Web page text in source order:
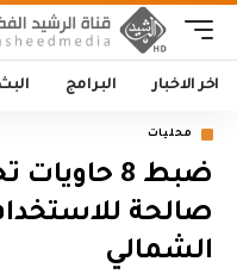
اخر الاخبار البرامج
محليات
ضبط 8
صالحة
الشمالي